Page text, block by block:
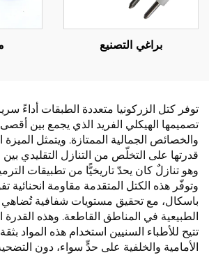
براغي التصنيع
توفر كتل الزركونيا متعددة الطبقات أداءً
تصميمها الهيكلي الفريد الذي يجمع بين
والخصائص الجمالية الممتازة. ويتمثل
قدرتها على التخلّص من التنازل التقليدي بين
وهو تنازلٌ كان يحدّ تاريخيًّا من تطبيقات
باسكال، مع تحقيق مستويات شفافية تُضاهي
الطبيعية في المناطق القاطعة. وهذه القدرة
تتيح للأطباء السنيين استخدام هذه المواد
الأمامية والخلفية على حدٍّ سواء، دون